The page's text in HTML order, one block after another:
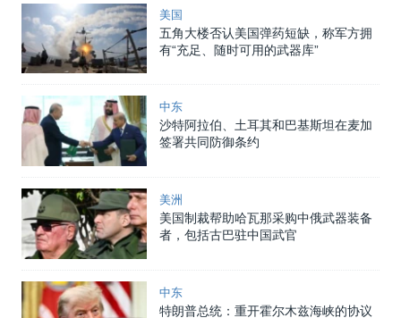
美国
五角大楼否认美国弹药短缺，称军方拥
有“充足、随时可用的武器库”
中东
沙特阿拉伯、土耳其和巴基斯坦在麦加
签署共同防御条约
美洲
美国制裁帮助哈瓦那采购中俄武器装备
者，包括古巴驻中国武官
中东
特朗普总统：重开霍尔木兹海峡的协议